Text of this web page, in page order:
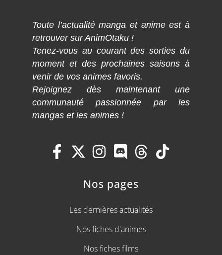
Toute l’actualité manga et anime est à
retrouver sur AnimOtaku !
Tenez-vous au courant des sorties du
moment et des prochaines saisons à
venir de vos animes favoris.
Rejoignez dès maintenant une
communauté passionnée par les
mangas et les animes !
Nos pages
Les dernières actualités
Nos fiches d'animes
Nos fiches films